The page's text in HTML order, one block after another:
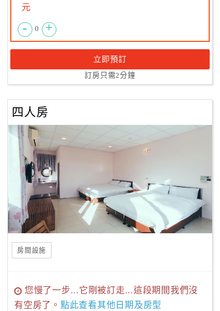
元
- 0 +
立即預訂
訂房只需2分鐘
四人房
房間設施
您慢了一步...它剛被訂走...這段期間我們沒
有空房了。 點此查看其他日期及房型